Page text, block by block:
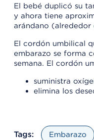
El bebé duplicó su
y ahora tiene
arándano
El cordón umbilical
embarazo se forma
semana. El cordón
suministra
elimina los
Tags: Embarazo